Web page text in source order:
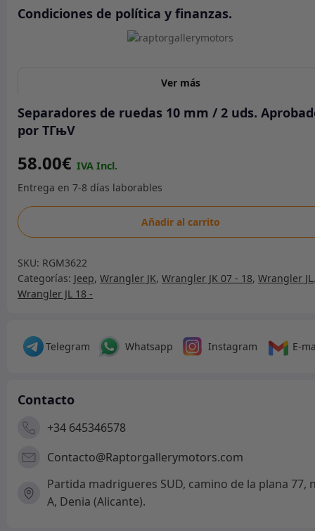
Condiciones de política y finanzas.
Ver más
Separadores de ruedas 10 mm / 2 uds.
por TГњV
58.00€
Separadores
de
10
mm
/
uds.
Aprobado
cantidad
Añadir al carrito
SKU: RGM3622
Categorías: Jeep, Wrangler JK, Wrangler JK 07 - 18, Wrangler JL,
Wrangler JL 18 -
Telegram Whatsapp Instagram E-
Contacto
+34 645346578
Contacto@Raptorgallerymotors.com
Partida madrigueres SUD, camino de la plana 77,
A, Denia (Alicante).